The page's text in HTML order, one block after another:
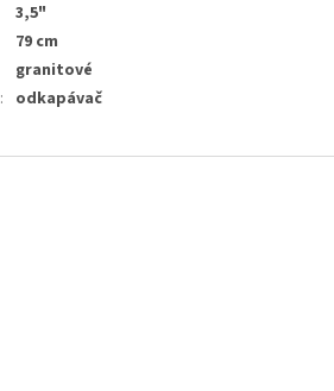
3,5"
79 cm
granitové
: odkapávač